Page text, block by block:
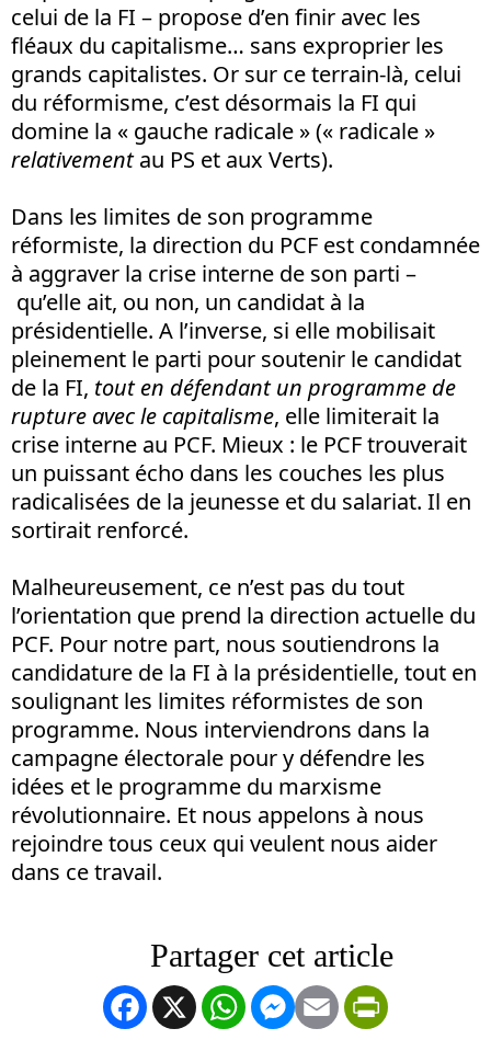
celui de la FI – propose d’en finir avec les
fléaux du capitalisme… sans exproprier les
grands capitalistes. Or sur ce terrain-là, celui
du réformisme, c’est désormais la FI qui
domine la « gauche radicale » (« radicale »
relativementau PS et aux Verts).
Dans les limites de son programme
réformiste, la direction du PCF est condamnée
à aggraver la crise interne de son parti –
qu’elle ait, ou non, un candidat à la
présidentielle. A l’inverse, si elle mobilisait
pleinement le parti pour soutenir le candidat
de la FI, tout en défendant un programme de
rupture avec le capitalisme, elle limiterait la
crise interne au PCF. Mieux : le PCF trouverait
un puissant écho dans les couches les plus
radicalisées de la jeunesse et du salariat. Il en
sortirait renforcé.
Malheureusement, ce n’est pas du tout
l’orientation que prend la direction actuelle du
PCF. Pour notre part, nous soutiendrons la
candidature de la FI à la présidentielle, tout en
soulignant les limites réformistes de son
programme. Nous interviendrons dans la
campagne électorale pour y défendre les
idées et le programme du marxisme
révolutionnaire. Et nous appelons à nous
rejoindre tous ceux qui veulent nous aider
dans ce travail.
Facebook
X WhatsApp
Messenger
Email